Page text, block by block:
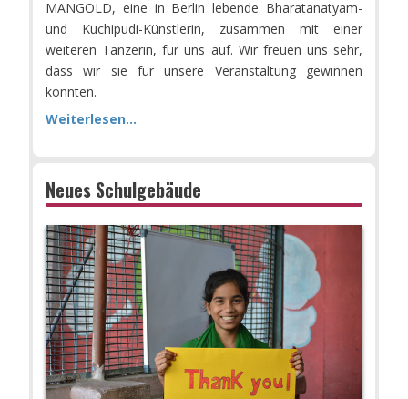
MANGOLD, eine in Berlin lebende Bharatanatyam-
und Kuchipudi-Künstlerin, zusammen mit einer
weiteren Tänzerin, für uns auf. Wir freuen uns sehr,
dass wir sie für unsere Veranstaltung gewinnen
konnten.
Weiterlesen...
Neues Schulgebäude